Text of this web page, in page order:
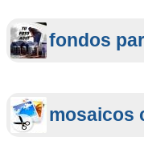
fondos
mosaicos